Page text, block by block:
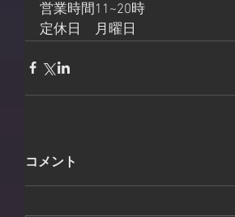
営業時間11~20時
定休日　月曜日
コメント